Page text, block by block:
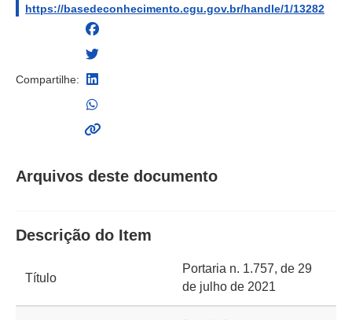
https://basedeconhecimento.cgu.gov.br/handle/1/13282
Compartilhe:
Arquivos deste documento
Descrição do Item
Título
Portaria n. 1.757, de 29
de julho de 2021